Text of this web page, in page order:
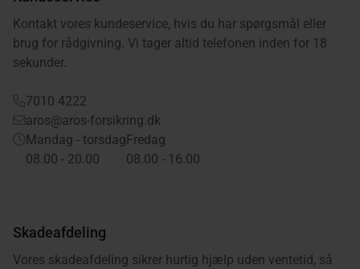
Kontakt vores kundeservice, hvis du har spørgsmål eller
brug for rådgivning. Vi tager altid telefonen inden for 18
sekunder.
7010 4222
aros@aros-forsikring.dk
Mandag - torsdag
08.00 - 20.00
Fredag
08.00 - 16.00
Skadeafdeling
Vores skadeafdeling sikrer hurtig hjælp uden ventetid, så